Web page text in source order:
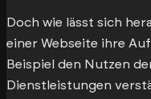
Doch wie lässt sich
einer Webseite ihre
Beispiel den Nutzen
Dienstleistungen